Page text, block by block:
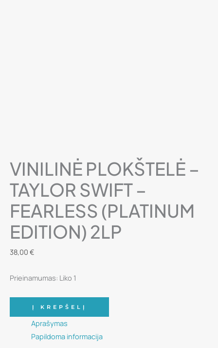
VINILINĖ PLOKŠTELĖ –
TAYLOR SWIFT –
FEARLESS (PLATINUM
EDITION) 2LP
38,00 €
Prieinamumas: Liko 1
produkto
kiekis:
Vinilinė
plokštelė
Į KREPŠELĮ
Aprašymas
Papildoma informacija